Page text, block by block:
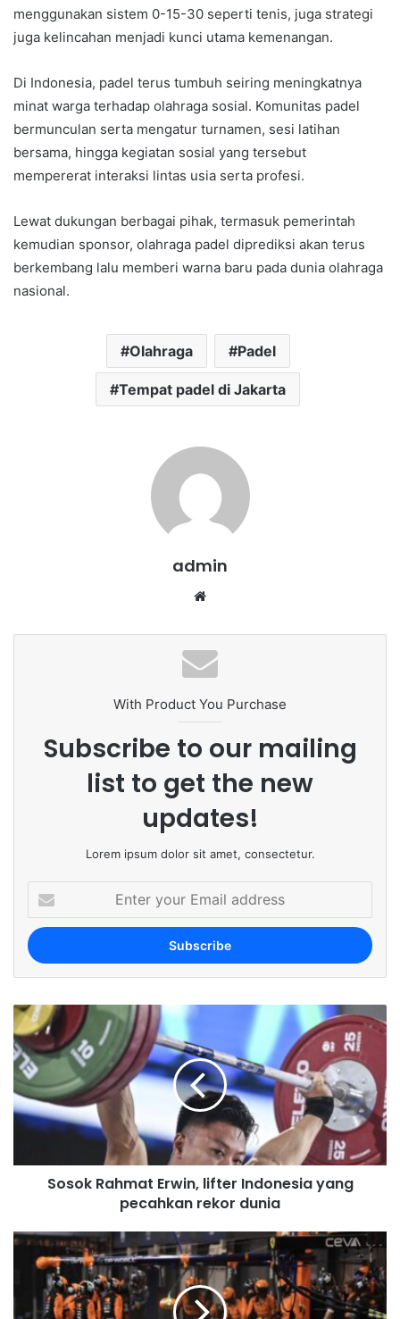
menggunakan sistem 0-15-30 seperti tenis, juga strategi
juga kelincahan menjadi kunci utama kemenangan.
Di Indonesia, padel terus tumbuh seiring meningkatnya
minat warga terhadap olahraga sosial. Komunitas padel
bermunculan serta mengatur turnamen, sesi latihan
bersama, hingga kegiatan sosial yang tersebut
mempererat interaksi lintas usia serta profesi.
Lewat dukungan berbagai pihak, termasuk pemerintah
kemudian sponsor, olahraga padel diprediksi akan terus
berkembang lalu memberi warna baru pada dunia olahraga
nasional.
Olahraga Padel
Tempat padel di Jakarta
admin
te
With Product You Purchase
Subscribe to our mailing
list to get the new
updates!
Lorem ipsum dolor sit amet, consectetur.
e
o
u
r
E
m
a
i
l
s
Sosok Rahmat Erwin, lifter Indonesia yang
pecahkan rekor dunia